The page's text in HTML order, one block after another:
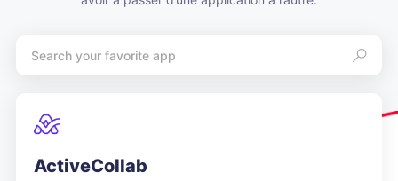
ActiveCollab